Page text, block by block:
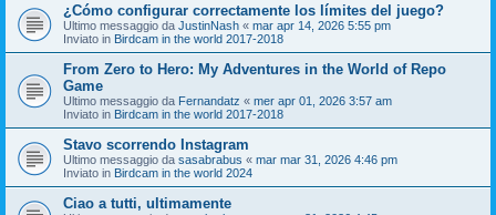
¿Cómo configurar correctamente los límites del juego?
Ultimo messaggio da JustinNash « mar apr 14, 2026 5:55 pm
Inviato in Birdcam in the world 2017-2018
From Zero to Hero: My Adventures in the World of Repo
Game
Ultimo messaggio da Fernandatz « mer apr 01, 2026 3:57 am
Inviato in Birdcam in the world 2017-2018
Stavo scorrendo Instagram
Ultimo messaggio da sasabrabus « mar mar 31, 2026 4:46 pm
Inviato in Birdcam in the world 2024
Ciao a tutti, ultimamente